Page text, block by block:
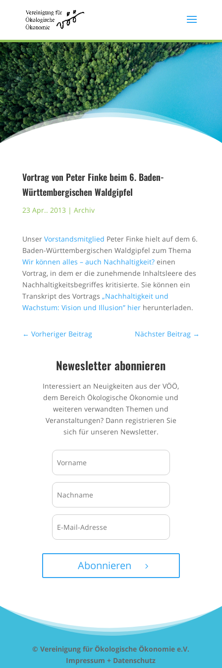
Vortrag von Peter Finke beim 6. Baden-
Württembergischen Waldgipfel
23 Apr.. 2013 | Archiv
Unser Vorstandsmitglied Peter Finke hielt auf dem 6.
Baden-Württembergischen Waldgipfel zum Thema
Wir können alles – auch Nachhaltigkeit?einen
Vortrag, in dem er die zunehmende Inhaltsleere des
Nachhaltigkeitsbegriffes kritisierte. Sie können ein
Transkript des Vortrags „Nachhaltigkeit und
Wachstum: Vision und Illusion” hierherunterladen.
← Vorheriger Beitrag Nächster Beitrag →
Newesletter abonnieren
Interessiert an Neuigkeiten aus der VÖÖ,
dem Bereich Ökologische Ökonomie und
weiteren verwandten Themen und
Veranstaltungen? Dann registrieren Sie
sich für unseren Newsletter.
Abonnieren
© Vereinigung für Ökologische Ökonomie e.V.
Impressum + Datenschutz